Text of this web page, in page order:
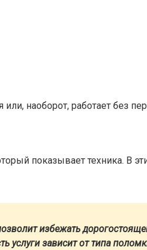
наоборот, работает без
показывает техника. В
избежать
услуги зависит от типа